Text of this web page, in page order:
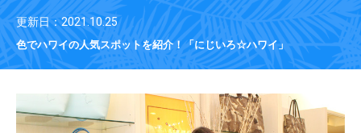
更新日：2021.10.25
色でハワイの人気スポットを紹介！「にじいろ☆ハワイ」